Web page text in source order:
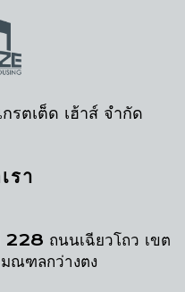
ตเต็ด เฮ้าส์ จำกัด
รา
ถนนเฉียวโถว เขต
มณฑลกว่างตง